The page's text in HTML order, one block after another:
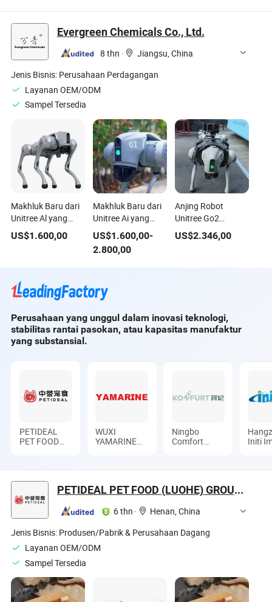
Evergreen Chemicals Co., Ltd.
8 thn ·
Jiangsu, China
Jenis Bisnis: Perusahaan Perdagangan
Layanan OEM/ODM
Sampel Tersedia
Makhluk Baru dari
Unitree Al yang
Terwujud Go2
Anjing Robot
US$1.600,00
Makhluk Baru dari
Unitree Ai yang
Terwujud Go2
Anjing Robot Udara
US$1.600,00-
2.800,00
Anjing Robot
Unitree Go2
dengan Kamera
Olahraga
US$2.346,00
Perusahaan yang unggul dalam inovasi teknologi,
stabilitas rantai pasokan, atau kapasitas manufaktur
yang substansial.
PETIDEAL
PET FOOD
LTD.
WUXI
YAMARINE
Ningbo
Comfort
Initi
PETIDEAL PET FOOD (LUOHE) GROUP CO., LTD.
6 thn ·
Henan, China
Jenis Bisnis: Produsen/Pabrik & Perusahaan Dagang
Layanan OEM/ODM
Sampel Tersedia